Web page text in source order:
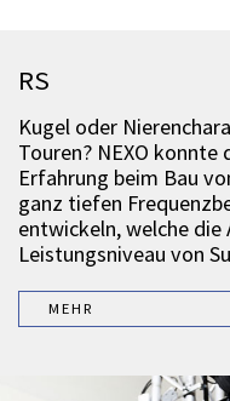
RS
Kugel oder
Touren? NEXO
Erfahrung beim Bau
ganz tiefen
entwickeln, welche
Leistungsniveau von
MEHR